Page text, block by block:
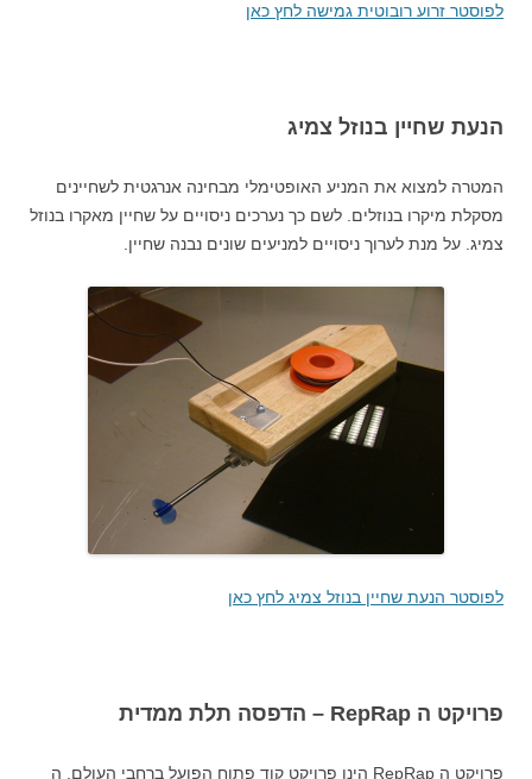
לפוסטר זרוע רובוטית גמישה לחץ כאן
הנעת שחיין בנוזל צמיג
המטרה למצוא את המניע האופטימלי מבחינה אנרגטית לשחיינים
מסקלת מיקרו בנוזלים. לשם כך נערכים ניסויים על שחיין מאקרו בנוזל
צמיג. על מנת לערוך ניסויים למניעים שונים נבנה שחיין.
לפוסטר הנעת שחיין בנוזל צמיג לחץ כאן
פרויקט ה RepRap – הדפסה תלת ממדית
פרויקט ה RepRap הינו פרויקט קוד פתוח הפועל ברחבי העולם. ה